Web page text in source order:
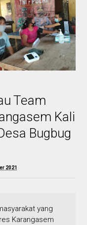
Team
Kali
Bugbug
2021
yang
Karangasem